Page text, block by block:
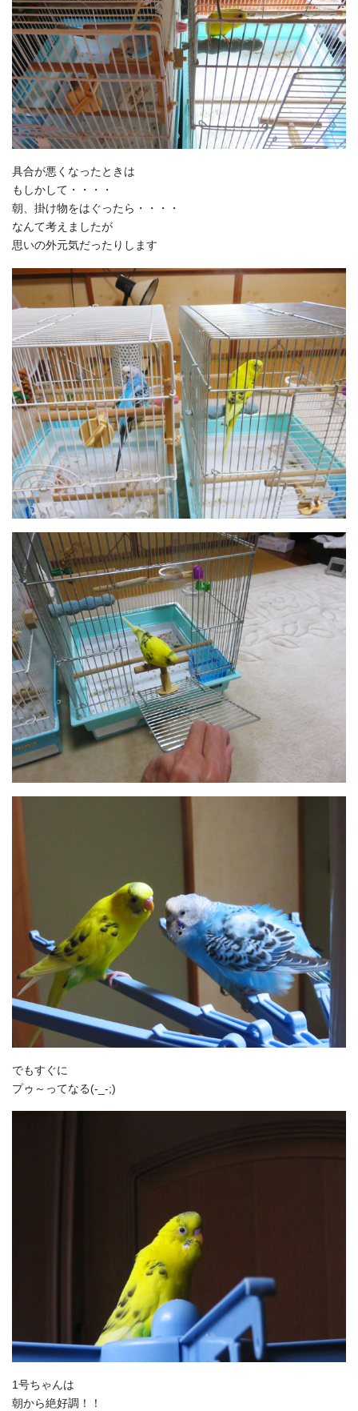
具合が悪くなったときは
もしかして・・・・
朝、掛け物をはぐったら・・・・
なんて考えましたが
思いの外元気だったりします
でもすぐに
プゥ～ってなる(-_-;)
1号ちゃんは
朝から絶好調！！